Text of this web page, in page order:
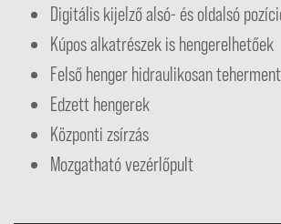
Digitális kijelző alsó- és oldalsó
Kúpos alkatrészek is hengerelhetőek
Felső henger hidraulikosan
Edzett hengerek
Központi zsírzás
Mozgatható vezérlőpult